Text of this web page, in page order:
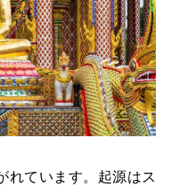
れています。起源はス